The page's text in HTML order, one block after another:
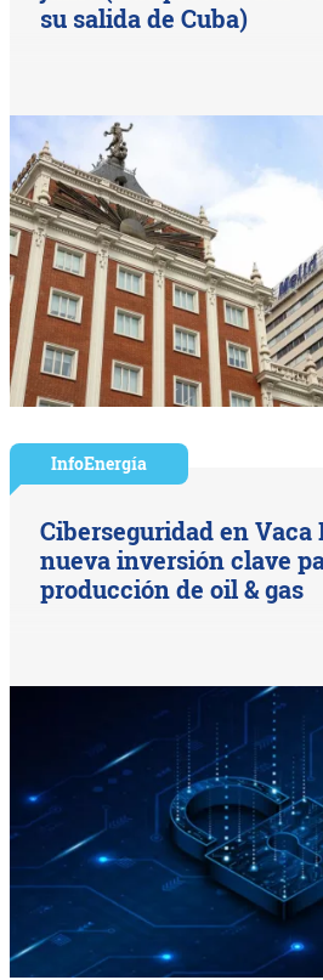
su salida de Cuba)
InfoEnergía
Ciberseguridad en Vaca
nueva inversión clave
producción de oil & gas